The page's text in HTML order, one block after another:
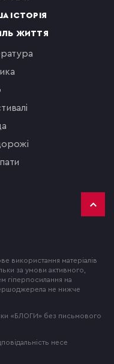
ІСТОРІЯ
ЖИТТЯ
використання матеріалів
за умови активного,
гіперпосилання на
не нижче
«БЛОГИ» без письмового
несе